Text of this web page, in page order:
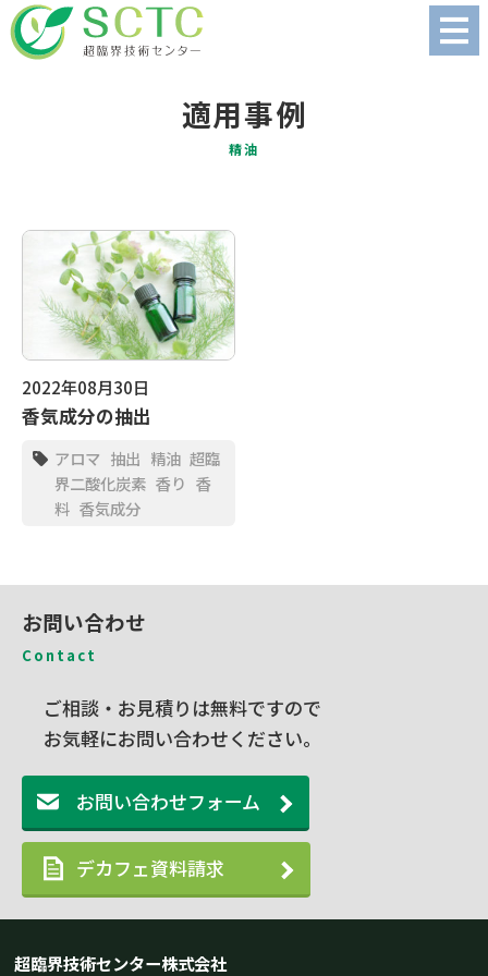
適用事例
精油
2022年08月30日
香気成分の抽出
アロマ 抽出 精油 超臨
界二酸化炭素 香り 香
料 香気成分
お問い合わせ
Contact
ご相談・お見積りは無料ですので
お気軽にお問い合わせください。
お問い合わせフォーム
デカフェ資料請求
超臨界技術センター株式会社